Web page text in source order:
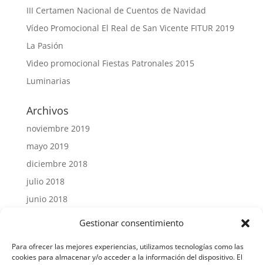
Gestionar consentimiento
Para ofrecer las mejores experiencias, utilizamos tecnologías como las
cookies para almacenar y/o acceder a la información del dispositivo. El
III Certamen Nacional de Cuentos de Navidad
Vídeo Promocional El Real de San Vicente FITUR 2019
La Pasión
Video promocional Fiestas Patronales 2015
Luminarias
Archivos
noviembre 2019
mayo 2019
diciembre 2018
julio 2018
junio 2018